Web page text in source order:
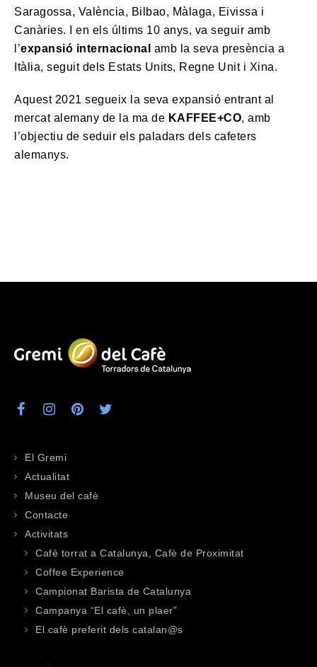
Saragossa, València, Bilbao, Màlaga, Eivissa i
Canàries. I en els últims 10 anys, va seguir amb
l’expansió internacional amb la seva presència a
Itàlia, seguit dels Estats Units, Regne Unit i Xina.
Aquest 2021 segueix la seva expansió entrant al
mercat alemany de la ma de KAFFEE+CO, amb
l’objectiu de seduir els paladars dels cafeters
alemanys.
El Gremi
Actualitat
Museu del cafè
Contacte
Activitats
Cafè torrat a Catalunya, Cafè de Proximitat
Coffee Experience
Campionat Barista de Catalunya
Campanya “El cafè, un plaer”
El cafè preferit dels catalan@s